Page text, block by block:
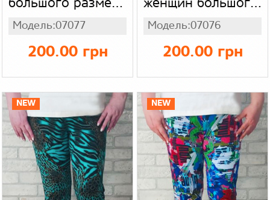
большого размера
батал, легкая
ткань масло -
холодок принт
яркий (бирюзовая
зебра)
Модель:07077
200.00 грн
женщин большого
размера батал,
масло - холодок
яркий принт
(зеленая газетка)
Модель:07076
200.00 грн
NEW NEW